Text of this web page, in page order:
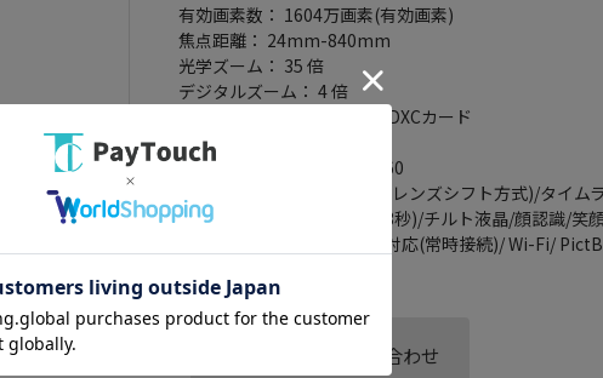
有効画素数： 1604万画素(有効画素)
焦点距離： 24mm-840mm
光学ズーム： 35 倍
デジタルズーム： 4 倍
記録メディア： SD/SDHC/SDXCカード
HD出力： 4K
動画記録画素数： 3840x2160
本体機能： 手ブレ補正機構(レンズシフト方式)/タイ
機能/セルフタイマー(10/5/3秒)/チルト液晶/顔認識/笑
ネットワーク： Bluetooth対応(常時接続)/ Wi-Fi/
この商品へのお問い合わせ